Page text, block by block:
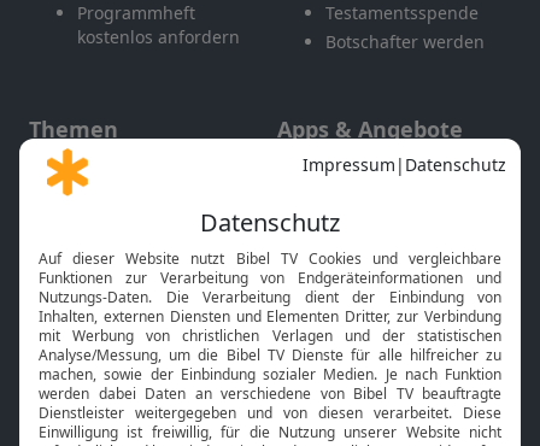
Programmheft
kostenlos anfordern
Testamentsspende
Botschafter werden
Themen
Gott und Bibel erklärt
Neuigkeiten
Apps & Angebote
Mobile App
Smart TV
HbbTV
Bibelthek Online-Bibel
Nächster Gottesdienst